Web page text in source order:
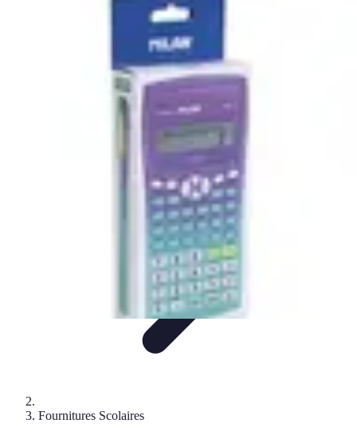
OrganisationFournitures
Bureau
Top Fournitures
Fournitures Scolaires